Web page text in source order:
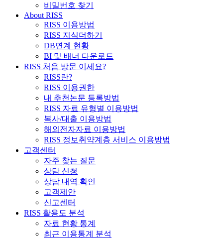
비밀번호 찾기
About RISS
RISS 이용방법
RISS 지식더하기
DB연계 현황
BI 및 배너 다운로드
RISS 처음 방문 이세요?
RISS란?
RISS 이용권한
내 추천논문 등록방법
RISS 자료 유형별 이용방법
복사/대출 이용방법
해외전자자료 이용방법
RISS 정보취약계층 서비스 이용방법
고객센터
자주 찾는 질문
상담 신청
상담 내역 확인
고객제안
신고센터
RISS 활용도 분석
자료 현황 통계
최근 이용통계 분석